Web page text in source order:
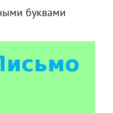
буквами